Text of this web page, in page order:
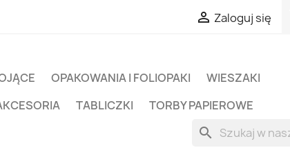
 Zaloguj się
OPAKOWANIA I FOLIOPAKI
WIESZAKI
TABLICZKI TORBY PAPIEROWE
search